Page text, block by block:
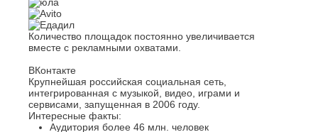
Ковров
Коломна
Копейск
Кострома
Красногорск
Краснодар
Курган
Курск
Тюмень
У
Ульяновск
Ф
Феодосия
Х
Количество площадок постоянно увеличивается
вместе с рекламными охватами.
ВКонтакте
Крупнейшая российская социальная сеть,
интегрированная с музыкой, видео, играми и
сервисами, запущенная в 2006 году.
Интересные факты:
Аудитория более 46 млн. человек